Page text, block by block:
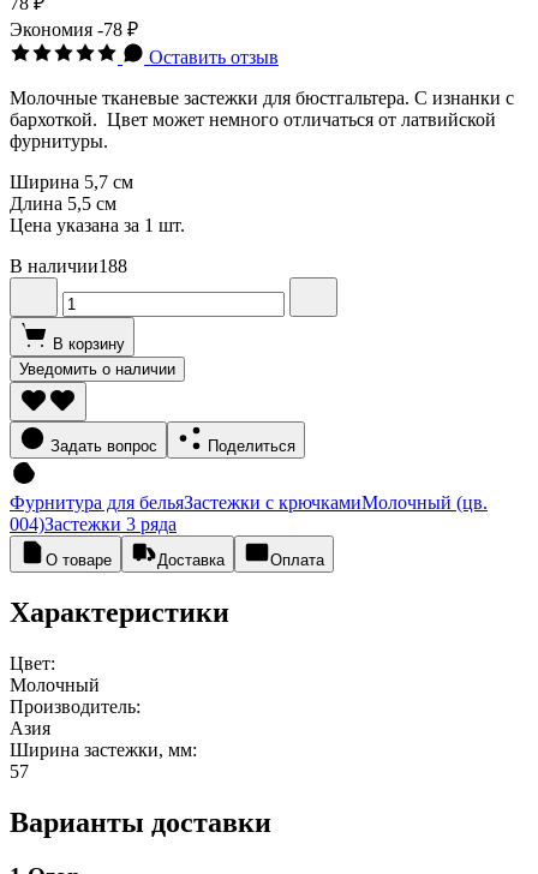
Экономия -78 ₽
Оставить отзыв
Молочные тканевые застежки для бюстгальтера. С изнанки с
бархоткой. Цвет может немного отличаться от латвийской
фурнитуры.
Ширина 5,7 см
Длина 5,5 см
Цена указана за 1 шт.
В наличии188
В корзину
Уведомить о наличии
Задать вопрос Поделиться
Фурнитура для бельяЗастежки с крючкамиМолочный (цв.
004)Застежки 3 ряда
О товаре Доставка Оплата
Характеристики
Цвет:
Молочный
Производитель:
Азия
Ширина застежки, мм:
57
Варианты доставки